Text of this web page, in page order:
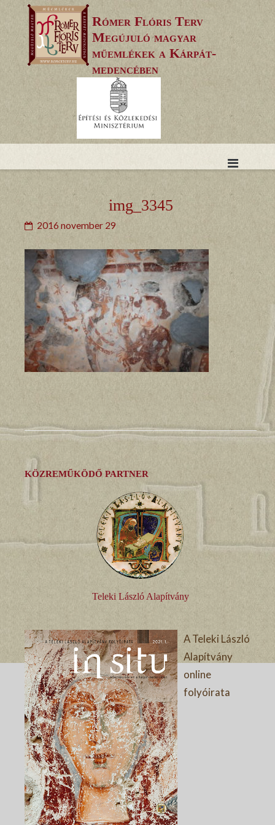
to
content
Rómer Flóris Terv
Megújuló magyar
műemlékek a Kárpát-
medencében
img_3345
2016 november 29
KÖZREMŰKÖDŐ PARTNER
Teleki László Alapítvány
A Teleki László
Alapítvány
online
folyóirata